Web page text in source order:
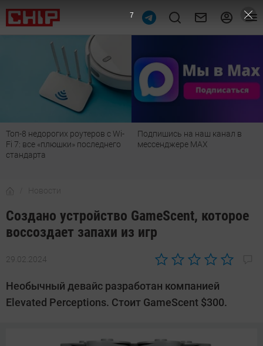
Подпишись на наш канал в
мессенджере МАХ
Рейтинг телевизоров 2026:
лучшие модели для гостиной,
Новости
Создано устройство GameScent, которое
воссоздает запахи из игр
29.02.2024
Автор:
Калашников
Необычный девайс разработан компанией
Elevated Perceptions. Стоит GameScent $300.
6